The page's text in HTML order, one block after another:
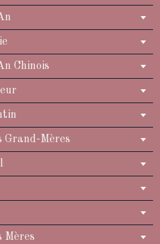
Chinois
Grand-Mères
Mères